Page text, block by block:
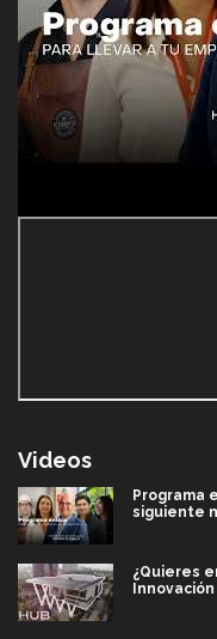
Videos
Programa
siguiente
¿Quieres